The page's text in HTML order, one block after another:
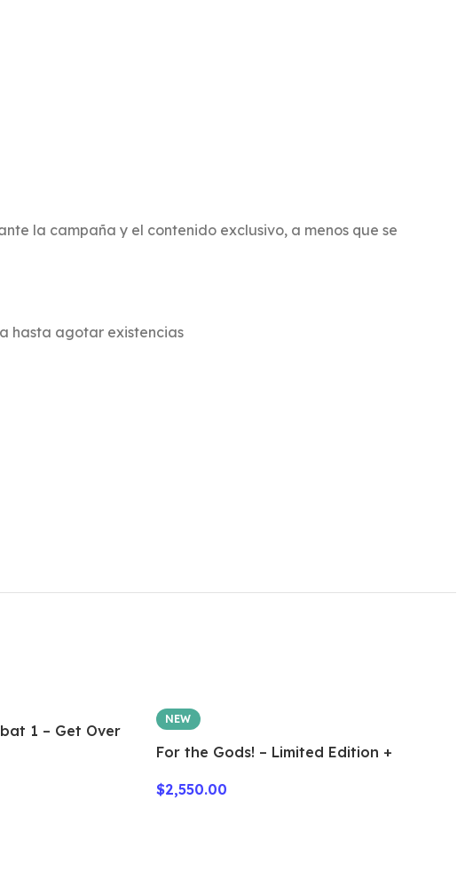
la campaña y el contenido exclusivo, a menos que se
hasta agotar existencias
1 – Get Over
NEW
For the Gods! – Limited Edition +
$2,550.00